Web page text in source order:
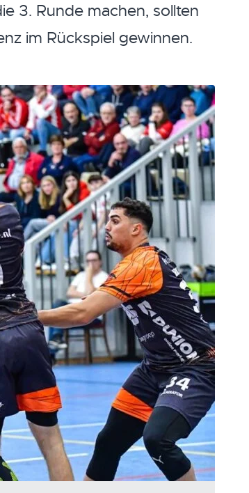
3. Runde machen, sollten
im Rückspiel gewinnen.